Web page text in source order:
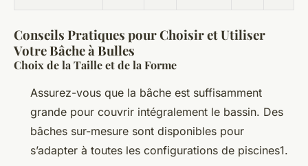
Conseils Pratiques pour Choisir et Utiliser
Votre Bâche à Bulles
Choix de la Taille et de la Forme
Assurez-vous que la bâche est suffisamment
grande pour couvrir intégralement le bassin. Des
bâches sur-mesure sont disponibles pour
s’adapter à toutes les configurations de piscines1.